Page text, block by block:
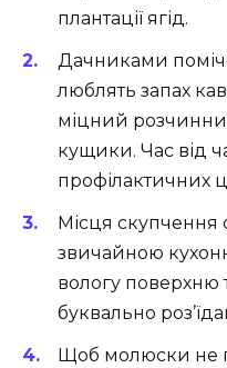
плантації ягід.
Дачниками
люблять запах
міцний
кущики. Час від
профілактичних
Місця скупчення
звичайною
вологу поверхню
буквально
Щоб молюски не